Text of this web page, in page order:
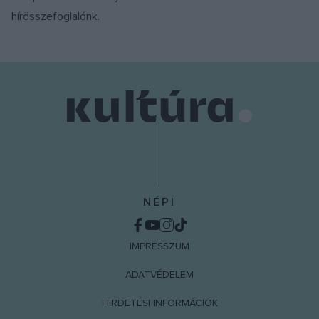
hírösszefoglalónk.
NÉPI
IMPRESSZUM
ADATVÉDELEM
HIRDETÉSI INFORMÁCIÓK